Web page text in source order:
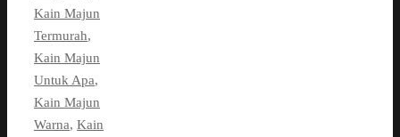
Kain Majun
Termurah,
Kain Majun
Untuk Apa,
Kain Majun
Warna, Kain